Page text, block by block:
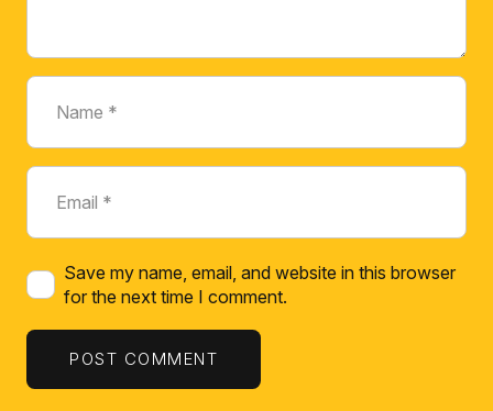
Save my name, email, and website in this browser
for the next time I comment.
POST COMMENT